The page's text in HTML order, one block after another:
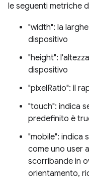
le seguenti metriche
"width": la
dispositivo
"height":
dispositivo
"pixelRatio": il
"touch": indica
predefinito è
"mobile": indica
come uno user
scorribande in
orientamento,